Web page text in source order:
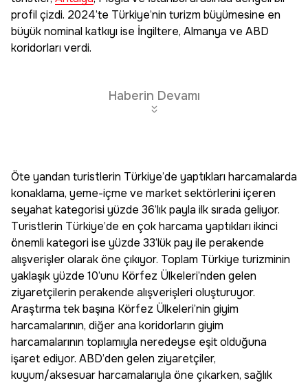
profil çizdi. 2024’te Türkiye’nin turizm büyümesine en
büyük nominal katkıyı ise İngiltere, Almanya ve ABD
koridorları verdi.
Haberin Devamı
Öte yandan turistlerin Türkiye’de yaptıkları harcamalarda
konaklama, yeme-içme ve market sektörlerini içeren
seyahat kategorisi yüzde 36’lık payla ilk sırada geliyor.
Turistlerin Türkiye’de en çok harcama yaptıkları ikinci
önemli kategori ise yüzde 33’lük pay ile perakende
alışverişler olarak öne çıkıyor. Toplam Türkiye turizminin
yaklaşık yüzde 10’unu Körfez Ülkeleri’nden gelen
ziyaretçilerin perakende alışverişleri oluşturuyor.
Araştırma tek başına Körfez Ülkeleri’nin giyim
harcamalarının, diğer ana koridorların giyim
harcamalarının toplamıyla neredeyse eşit olduğuna
işaret ediyor. ABD’den gelen ziyaretçiler,
kuyum/aksesuar harcamalarıyla öne çıkarken, sağlık